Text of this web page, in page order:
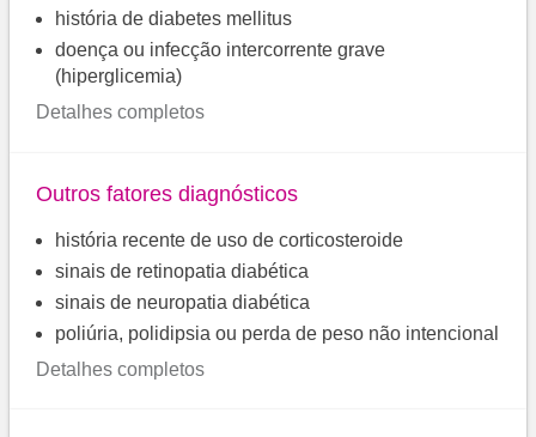
história de diabetes mellitus
doença ou infecção intercorrente grave
(hiperglicemia)
Detalhes completos
Outros fatores diagnósticos
história recente de uso de corticosteroide
sinais de retinopatia diabética
sinais de neuropatia diabética
poliúria, polidipsia ou perda de peso não intencional
Detalhes completos